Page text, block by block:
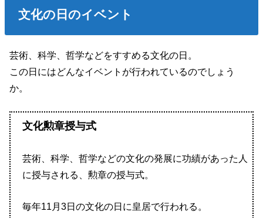
文化の日のイベント
芸術、科学、哲学などをすすめる文化の日。
この日にはどんなイベントが行われているのでしょう
か。
文化勲章授与式
芸術、科学、哲学などの文化の発展に功績があった人
に授与される、勲章の授与式。
毎年11月3日の文化の日に皇居で行われる。